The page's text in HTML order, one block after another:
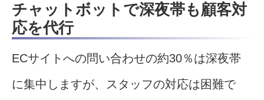
チャットボットで深夜帯も顧客対
応を代行
ECサイトへの問い合わせの約30％は深夜帯
に集中しますが、スタッフの対応は困難で